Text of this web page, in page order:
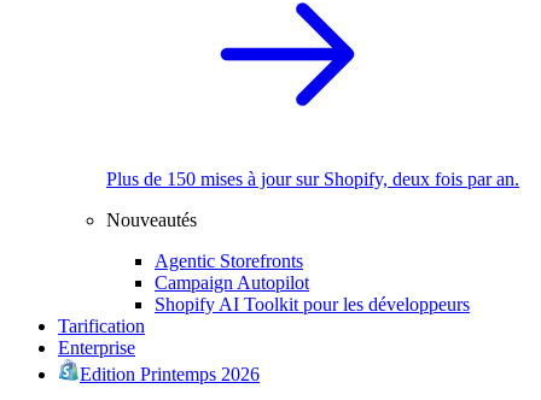
Plus de 150 mises à jour sur Shopify, deux fois par an.
Nouveautés
Agentic Storefronts
Campaign Autopilot
Shopify AI Toolkit pour les développeurs
Tarification
Enterprise
Edition Printemps 2026